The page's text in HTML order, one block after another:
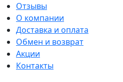
Отзывы
О компании
Доставка и оплата
Обмен и возврат
Акции
Контакты